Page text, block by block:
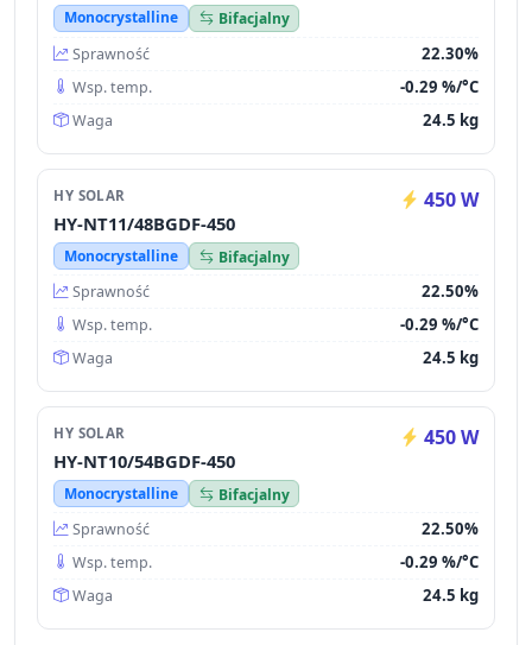
Monocrystalline
Bifacjalny
Sprawność
22.30%
Wsp. temp. -0.29 %/°C
Waga 24.5 kg
HY SOLAR 450 W
HY-NT11/48BGDF-450
Monocrystalline
Bifacjalny
Sprawność
22.50%
Wsp. temp. -0.29 %/°C
Waga 24.5 kg
HY SOLAR 450 W
HY-NT10/54BGDF-450
Monocrystalline
Bifacjalny
Sprawność
22.50%
Wsp. temp. -0.29 %/°C
Waga 24.5 kg